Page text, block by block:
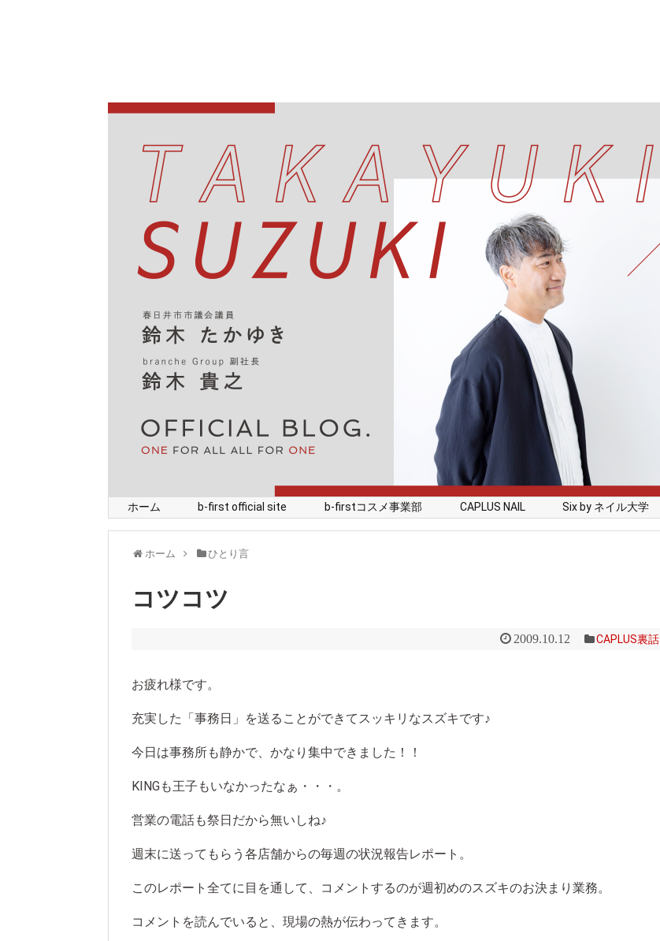
ホーム b-first official site b-firstコスメ事業部 CAPLUS NAIL Six by ネイル大学
ホーム ひとり言
コツコツ
2009.10.12 CAPLUS裏話
お疲れ様です。
充実した「事務日」を送ることができてスッキリなスズキです♪
今日は事務所も静かで、かなり集中できました！！
KINGも王子もいなかったなぁ・・・。
営業の電話も祭日だから無いしね♪
週末に送ってもらう各店舗からの毎週の状況報告レポート。
このレポート全てに目を通して、コメントするのが週初めのスズキのお決まり業務。
コメントを読んでいると、現場の熱が伝わってきます。